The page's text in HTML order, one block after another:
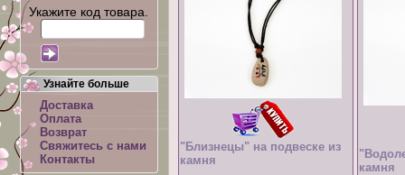
"Близнецы" на подвеске из
камня
камня
Укажите код товара.
Узнайте больше
Доставка
Оплата
Возврат
Свяжитесь с нами
Контакты